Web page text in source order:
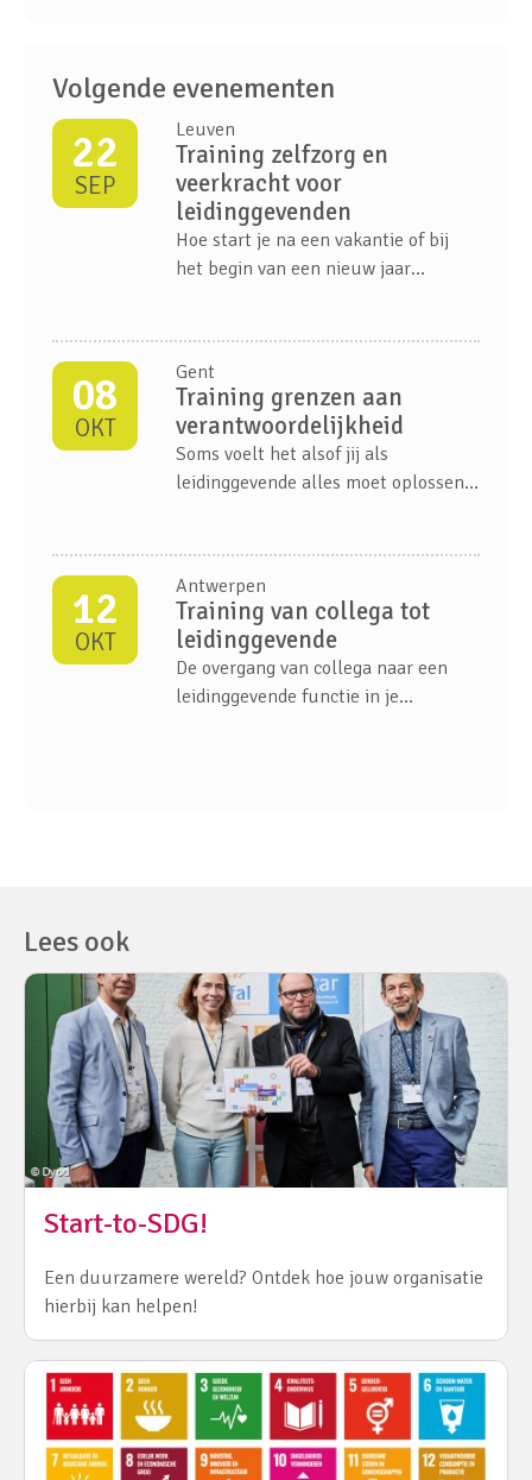
Volgende evenementen
22
SEP
Leuven
Training zelfzorg en
veerkracht voor
leidinggevenden
Hoe start je na een vakantie of bij
het begin van een nieuw jaar
leidinggevenden hoe ze hun eigen
veerkracht kunnen versterken en die
van hun team.
08
OKT
Gent
Training grenzen aan
verantwoordelijkheid
Soms voelt het alsof jij als
leidinggevende alles moet oplossen.
12
OKT
Antwerpen
Training van collega tot
leidinggevende
De overgang van collega naar een
leidinggevende functie in je
Lees ook
Start-to-SDG!
Een duurzamere wereld? Ontdek hoe jouw organisatie
hierbij kan helpen!